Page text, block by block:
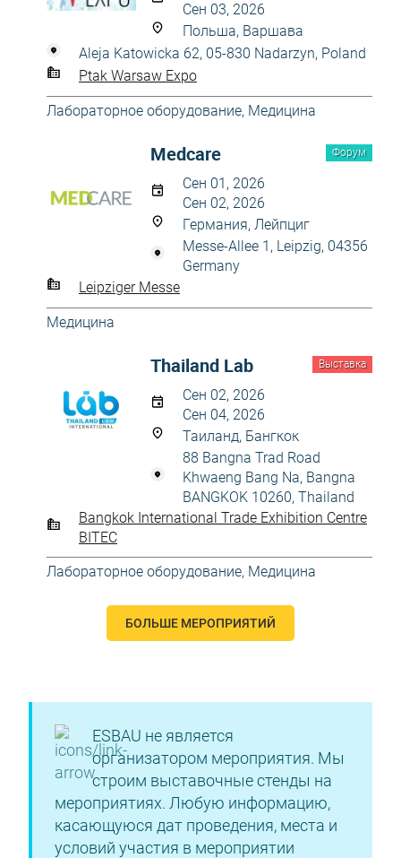
Сен 03, 2026
Польша, Варшава
Aleja Katowicka 62, 05-830 Nadarzyn, Poland
Ptak Warsaw Expo
Лабораторное оборудование, Медицина
Форум
Medcare
Сен 01, 2026
Сен 02, 2026
Германия, Лейпциг
Messe-Allee 1, Leipzig, 04356
Germany
Leipziger Messe
Медицина
Выставка
Thailand Lab
Сен 02, 2026
Сен 04, 2026
Таиланд, Бангкок
88 Bangna Trad Road
Khwaeng Bang Na, Bangna
BANGKOK 10260, Thailand
Bangkok International Trade Exhibition Centre
BITEC
Лабораторное оборудование, Медицина
БОЛЬШЕ МЕРОПРИЯТИЙ
ESBAU не является
организатором мероприятия. Мы
строим выставочные стенды на
мероприятиях. Любую информацию,
касающуюся дат проведения, места и
условий участия в мероприятии